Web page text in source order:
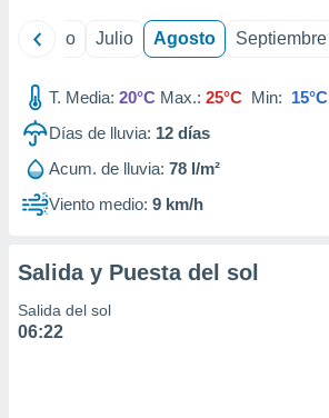
Junio Julio Agosto Septiembre
T. Media: 20°C Max.: 25°C Min: 15°C
Días de lluvia: 12 días
Acum. de lluvia: 78 l/m²
Viento medio: 9 km/h
Salida y Puesta del sol
Salida del sol
06:22